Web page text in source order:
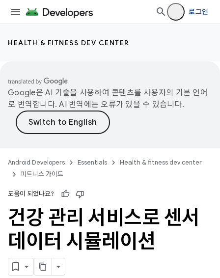
로그인
HEALTH & FITNESS DEV CENTER
Google은 AI 기술을 사용하여 콘텐츠를 사용자의 기본 언어
로 번역합니다. AI 번역에는 오류가 있을 수 있습니다.
Android Developers Essentials
Health & fitness dev center
피트니스 가이드
도움이 되었나요?
건강 관리 서비스로 센서
데이터 시뮬레이션